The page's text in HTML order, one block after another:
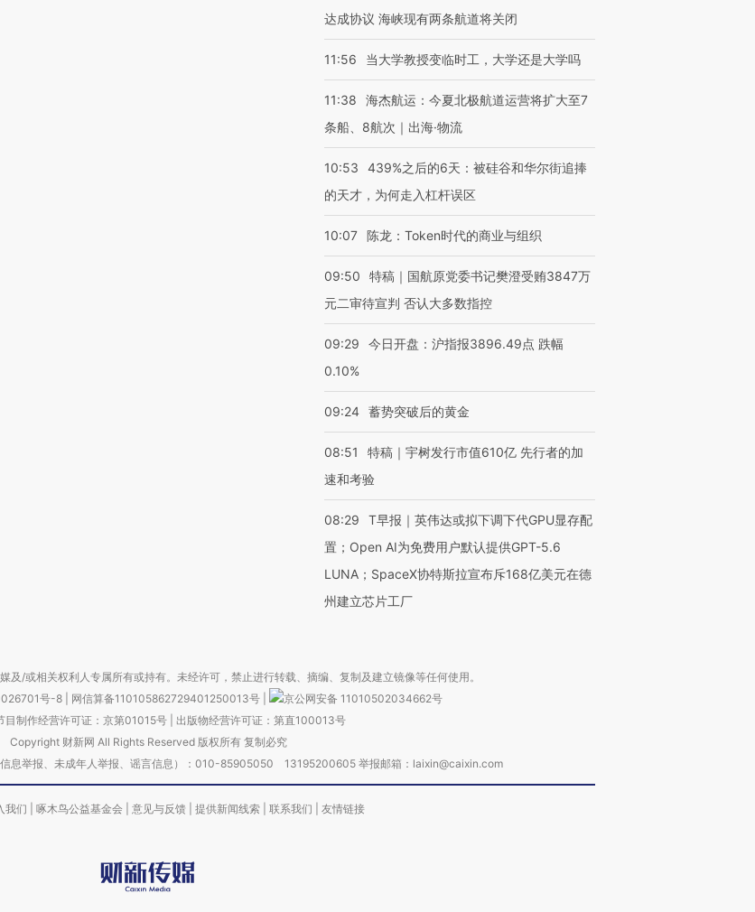
达成协议 海峡现有两条航道将关闭
11:56 当大学教授变临时工，大学还是大学吗
11:38
海杰航运：今夏北极航道运营将扩大至7
条船、8航次｜出海·物流
10:53
439%之后的6天：被硅谷和华尔街追捧
的天才，为何走入杠杆误区
10:07 陈龙：Token时代的商业与组织
09:50
特稿｜国航原党委书记樊澄受贿3847万
元二审待宣判 否认大多数指控
09:29
今日开盘：沪指报3896.49点 跌幅
0.10%
09:24 蓄势突破后的黄金
08:51
特稿｜宇树发行市值610亿 先行者的加
速和考验
08:29
T早报｜英伟达或拟下调下代GPU显存配
置；Open AI为免费用户默认提供GPT-5.6
LUNA；SpaceX协特斯拉宣布斥168亿美元在德
州建立芯片工厂
及/或相关权利人专属所有或持有。未经许可，禁止进行转载、摘编、复制及建立镜像等任何使用。
号-8 网信算备110105862729401250013号
京公网安备 11010502034662号
目制作经营许可证：京第01015号| 出版物经营许可证：第直100013号
Copyright 财新网 All Rights Reserved 版权所有 复制必究
信息举报、未成年人举报、谣言信息）：010-85905050 13195200605 举报邮箱：laixin@caixin.com
我们 啄木鸟公益基金会 意见与反馈 提供新闻线索 联系我们 友情链接